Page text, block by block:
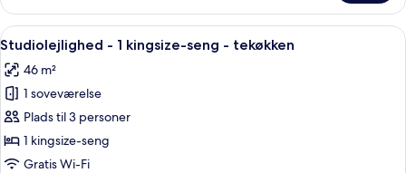
balkon
-
queensize-
med
sovesofa
balkon
Indlæs
alle
billeder
af
Studiolejlighed
-
1
Et hotelværelse med en stor seng,
9
Studiolejlighed - 1 kingsize-seng - tekøkken
46 m²
1 soveværelse
Plads til 3 personer
1 kingsize-seng
Gratis Wi-Fi